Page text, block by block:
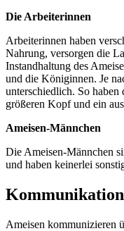
Die Arbeiterinnen
Arbeiterinnen haben
Nahrung, versorgen die
Instandhaltung des
und die Königinnen. Je
unterschiedlich. So
größeren Kopf und ein
Ameisen-Männchen
Die Ameisen-Männchen
und haben keinerlei
Ameisen kommunizieren